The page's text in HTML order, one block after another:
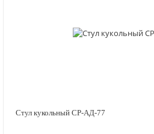
Стул кукольный СР-АД-77